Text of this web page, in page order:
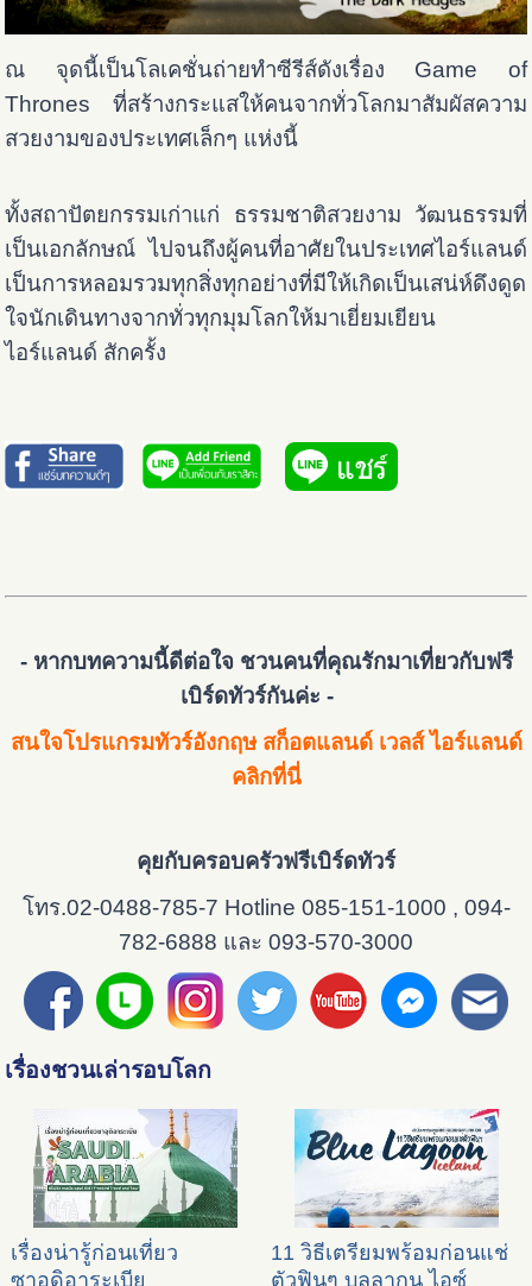
ณ จุดนี้เป็นโลเคชั่นถ่ายทำซีรีส์ดังเรื่อง Game of
Thrones ที่สร้างกระแสให้คนจากทั่วโลกมาสัมผัสความ
สวยงามของประเทศเล็กๆ แห่งนี้
ทั้งสถาปัตยกรรมเก่าแก่ ธรรมชาติสวยงาม วัฒนธรรมที่
เป็นเอกลักษณ์ ไปจนถึงผู้คนที่อาศัยในประเทศไอร์แลนด์
เป็นการหลอมรวมทุกสิ่งทุกอย่างที่มีให้เกิดเป็นเสน่ห์ดึงดูด
ใจนักเดินทางจากทั่วทุกมุมโลกให้มาเยี่ยมเยียน
ไอร์แลนด์ สักครั้ง
- หากบทความนี้ดีต่อใจ ชวนคนที่คุณรักมาเที่ยวกับฟรี
เบิร์ดทัวร์กันค่ะ -
สนใจโปรแกรมทัวร์อังกฤษ สก็อตแลนด์ เวลส์ ไอร์แลนด์
คลิกที่นี่
คุยกับครอบครัวฟรีเบิร์ดทัวร์
โทร.02-0488-785-7 Hotline 085-151-1000 , 094-
782-6888 และ 093-570-3000
เรื่องชวนเล่ารอบโลก
เรื่องน่ารู้ก่อนเที่ยว
ซาอุดิอาระเบีย
11 วิธีเตรียมพร้อมก่อนแช่
ตัวฟินๆ บลูลากูน ไอซ์